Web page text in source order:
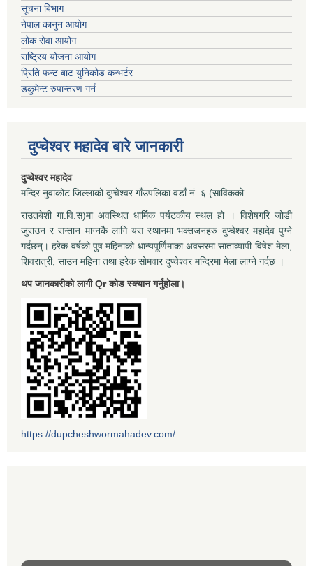
सूचना बिभाग
नेपाल कानुन आयोग
लोक सेवा आयोग
राष्ट्रिय योजना आयोग
प्रिति फन्ट बाट युनिकोड कन्भर्टर
डकुमेन्ट रुपान्तरण गर्न
दुप्चेश्वर महादेव बारे जानकारी
दुप्चेश्वर महादेव
मन्दिर नुवाकोट जिल्लाको दुप्चेश्वर गाँउपलिका वडाँ नं. ६ (साविकको
राउतबेशी गा.वि.स)मा अवस्थित धार्मिक पर्यटकीय स्थल हो । विशेषगरि जोडी
जुराउन र सन्तान माग्नकै लागि यस स्थानमा भक्तजनहरु दुप्चेश्वर महादेव पुग्ने
गर्दछन्। हरेक वर्षको पुष महिनाको धान्यपूर्णिमाका अवसरमा साताव्यापी विषेश मेला,
शिवरात्री, साउन महिना तथा हरेक सोमवार दुप्चेश्वर मन्दिरमा मेला लाग्ने गर्दछ ।
थप जानकारीको लागी Qr कोड स्क्यान गर्नुहोला।
https://dupcheshwormahadev.com/